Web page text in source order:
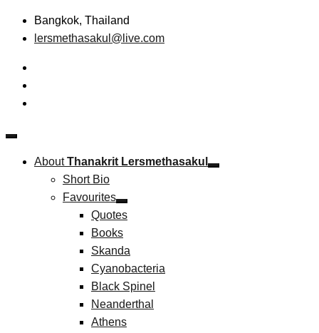
Skip
Bangkok, Thailand
lersmethasakul@live.com
Thanakrit Lersmethasakul
Technopreneurship
AboutThanakrit Lersmethasakul
Short Bio
Favourites
Quotes
Books
Skanda
Cyanobacteria
Black Spinel
Neanderthal
Athens